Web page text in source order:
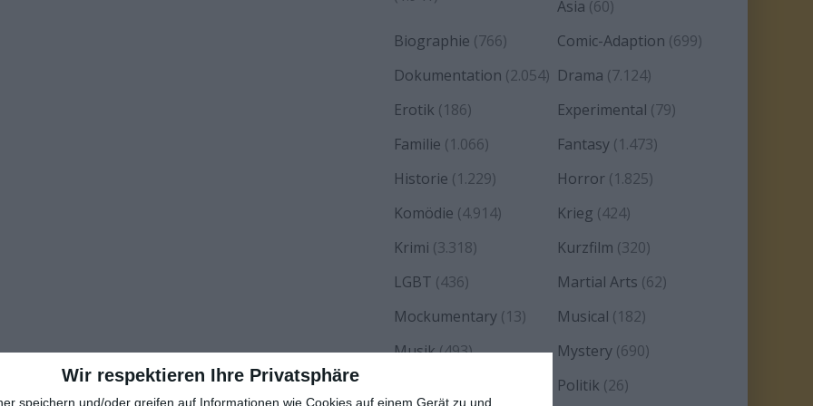
Wir respektieren Ihre Privatsphäre
speichern und/oder greifen auf Informationen wie Cookies auf einem Gerät zu und
Asia (60)
Biographie (766) Comic-Adaption (699)
Dokumentation (2.054) Drama (7.124)
Erotik (186) Experimental (79)
Familie (1.066) Fantasy (1.473)
Historie (1.229) Horror (1.825)
Komödie (4.914) Krieg (424)
Krimi (3.318) Kurzfilm (320)
LGBT (436) Martial Arts (62)
Mockumentary (13) Musical (182)
Musik(493) Mystery (690)
Politik (26)